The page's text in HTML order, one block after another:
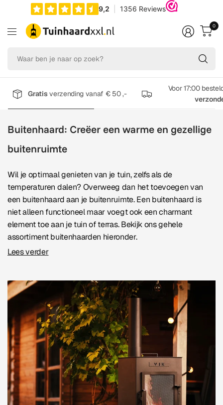
op
0
Gratisverzending vanaf € 50 ,-
Voor 17:00
Buitenhaard: Creëer een warme en gezellige
buitenruimte
Wil je optimaal genieten van je tuin, zelfs als de
temperaturen dalen? Overweeg dan het toevoegen van
een buitenhaard aan je buitenruimte. Een buitenhaard is
niet alleen functioneel maar voegt ook een charmant
element toe aan je tuin of terras. Bekijk ons gehele
assortiment buitenhaarden hieronder.
Lees verder